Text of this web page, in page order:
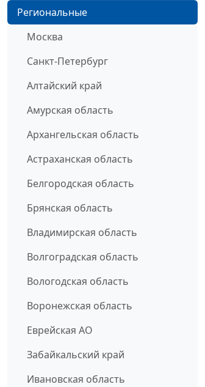
Региональные
Москва
Санкт-Петербург
Алтайский край
Амурская область
Архангельская область
Астраханская область
Белгородская область
Брянская область
Владимирская область
Волгоградская область
Вологодская область
Воронежская область
Еврейская АО
Забайкальский край
Ивановская область